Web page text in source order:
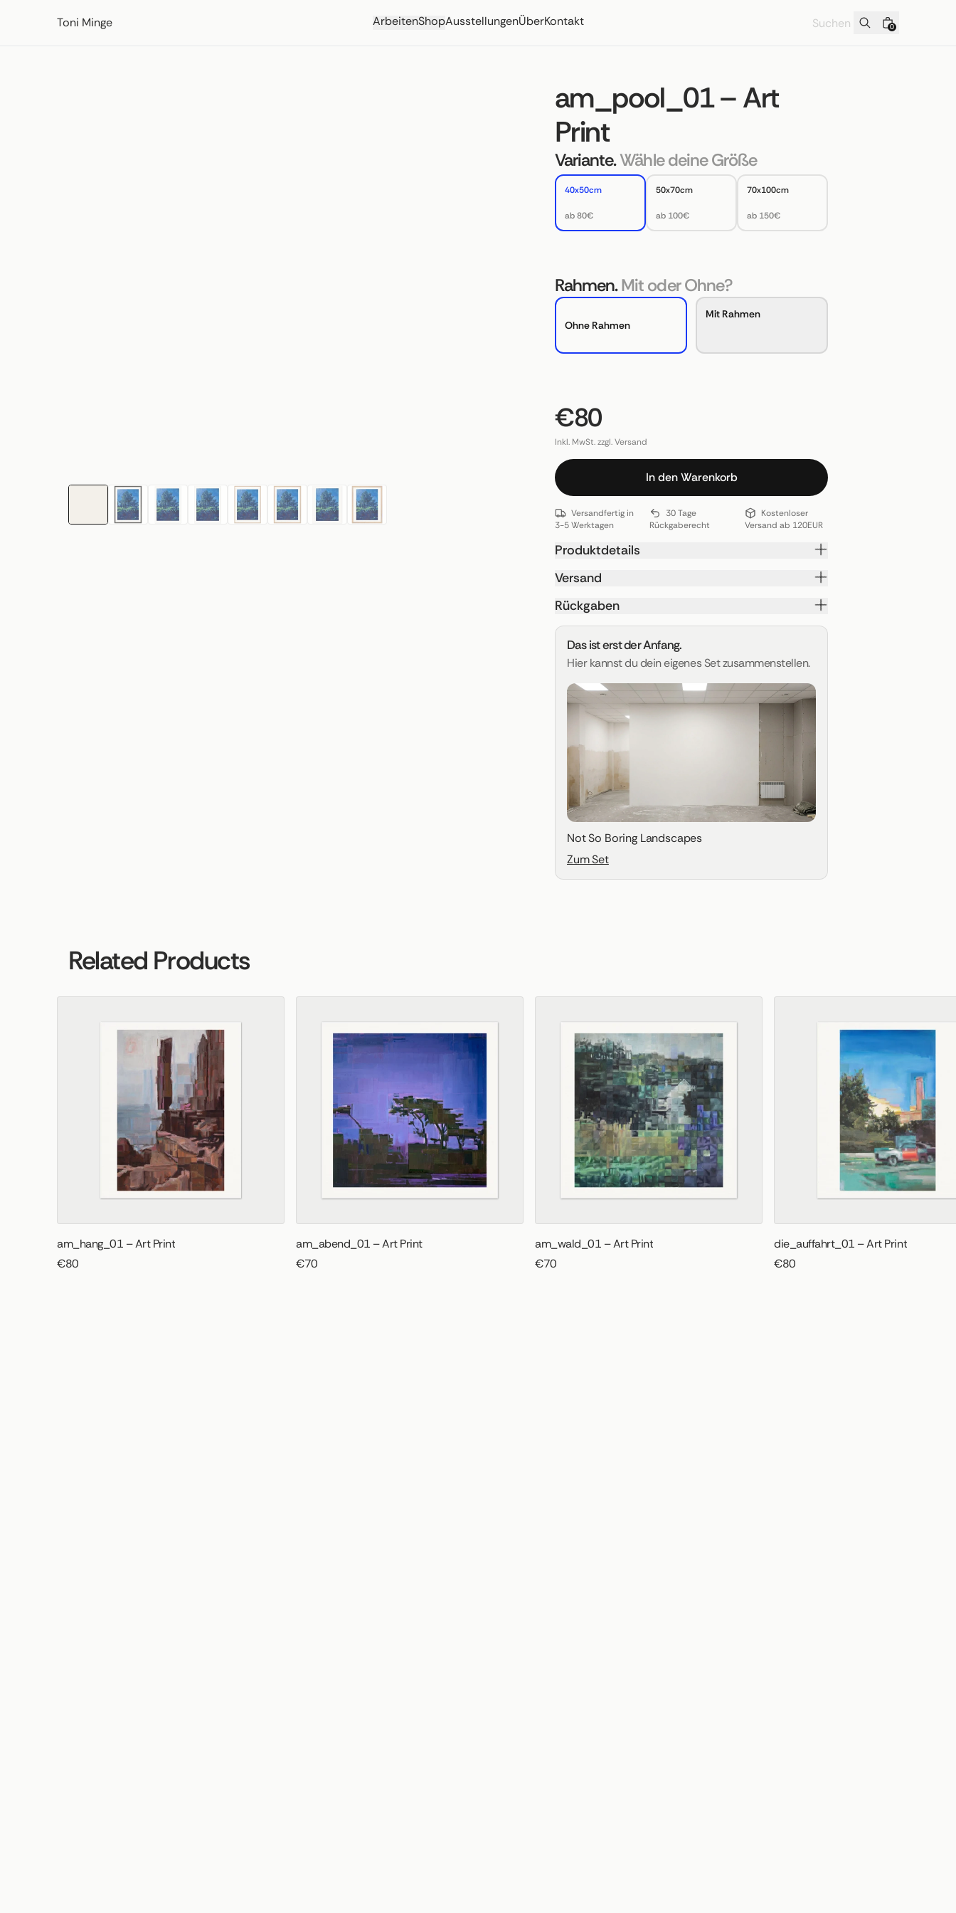
Toni Minge
ArbeitenShopAusstellungenÜberKontakt 0
am_pool_01 – Art
Print
Variante.Wähle deine Größe
40x50cm
ab 80€
50x70cm
ab 100€
70x100cm
ab 150€
Rahmen.Mit oder Ohne?
Ohne Rahmen
Mit Rahmen
€80
Inkl. MwSt. zzgl. Versand
In den Warenkorb
Versandfertig in
3-5 Werktagen
30 Tage
Rückgaberecht
Kostenloser
Versand ab 120EUR
Produktdetails
Versand
Rückgaben
Das ist erst der Anfang.
Hier kannst du dein eigenes Set zusammenstellen.
Not So Boring Landscapes
Zum Set
Related Products
am_hang_01 – Art Print
€80
am_abend_01 – Art Print
€70
am_wald_01 – Art Print
€70
die_auffahrt_01 – Art Print
€80